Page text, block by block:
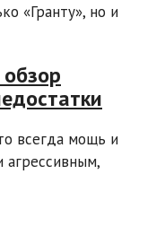
«Гранту», но и
всегда мощь и